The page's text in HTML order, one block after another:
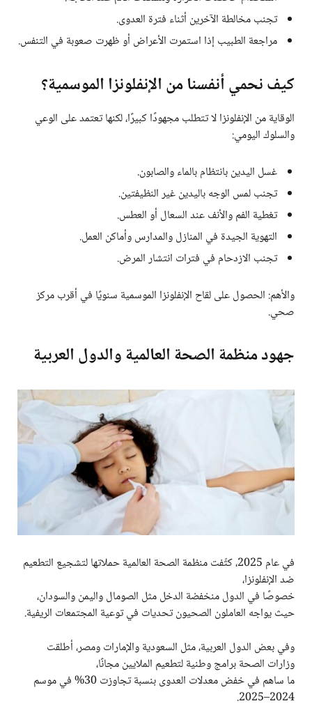
تجنب مخالطة الآخرين أثناء فترة العدوى.
مراجعة الطبيب إذا استمرت الأعراض أو ظهرت صعوبة في التنفس.
كيف نحمي أنفسنا من الإنفلونزا الموسمية؟
الوقاية من الإنفلونزا لا تتطلب مجهودًا كبيرًا، لكنها تعتمد على الوعي
والسلوك اليومي:
غسل اليدين بانتظام بالماء والصابون.
تجنب لمس الوجه باليدين غير النظيفتين.
تغطية الفم والأنف عند السعال أو العطس.
التهوية الجيدة في المنازل والمدارس وأماكن العمل.
تجنب الازدحام في فترات انتشار المرض.
والأهم: الحصول على لقاح الإنفلونزا الموسمية سنويًا في أقرب مركز
صحي.
جهود منظمة الصحة العالمية والدول العربية
في عام 2025، كثّفت منظمة الصحة العالمية حملاتها لتشجيع التطعيم
ضد الإنفلونزا،
خصوصًا في الدول منخفضة الدخل مثل الصومال واليمن والسودان،
حيث يواجه العاملون الصحيون تحديات في توعية المجتمعات الريفية.
وفي بعض الدول العربية، مثل السعودية والإمارات ومصر، أطلقت
وزارات الصحة برامج وطنية لتطعيم الملايين مجانًا،
ما ساهم في خفض معدلات العدوى بنسبة تجاوزت 30% في موسم
2024–2025.